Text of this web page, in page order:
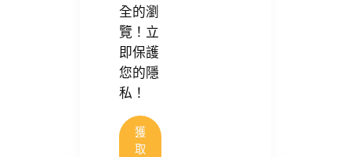
全的瀏
覽！立
即保護
您的隱
私！
獲
取